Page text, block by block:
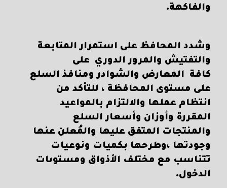
والفاكهة.
وشدد المحافظ على استمرار المتابعة
والتفتيش والمرور الدوري على
كافة المعارض والشوادر ومنافذ السلع
على مستوى المحافظة ، للتأكد من
انتظام عملها والالتزام بالمواعيد
المقررة وأوزان وأسعار السلع
والمنتجات المتفق عليها والمُعلن عنها
وجودتها ،وطرحها بكميات ونوعيات
تتناسب مع مختلف الأذواق ومستوىات
الدخول.